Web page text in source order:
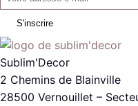
S'inscrire
Sublim'Decor
2 Chemins de Blainville
28500 Vernouillet –